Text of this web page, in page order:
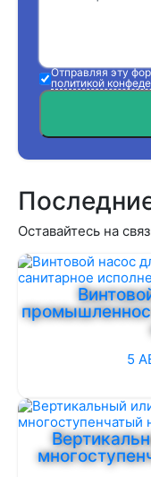
Отправляя эту
политикой
Оставайтесь на
5